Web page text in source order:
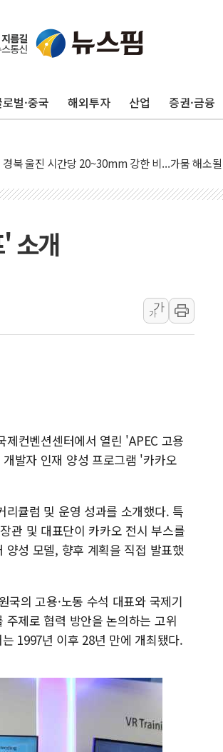
벌·중국 해외투자 산업 증권·금융
주가누르기 방지법' 전면 재검토 지시
·열대야 지속…내륙 곳곳 소나기
공원 주택 검토, 민주당 스스로 원칙 뒤집는 것"
사권 폐지·공소청 출범…피해자들 '범죄 사각지대'
제주·인천 경선 발표...김민석 '재역전' vs 정청래 '
개인정보 보안 새판 짠다…'자율규제단체' 타진
고용 쇼크에 금리 인상 우려 후퇴…S&P500 최고치
연준 이사 해임 재추진…"26일까지 의혹 소명" 요구
고용 예상 밖 부진에 연준 금리 인상 가능성 낮
유 수출항 '하르그섬', 최근 1주일 이상 '올스톱'…
에 엔화 장중 급등…시장은 "또 개입했나" 촉각
리뷰, 美 고용 쇼크에 금리 인상 우려 후퇴…나스
고용 2만3000명 감소 '쇼크'…9월 금리 인상 기대
소개
가
가
컨벤션센터에서 열린 'APEC 고용
발자 인재 양성 프로그램 '카카오
큘럼 및 운영 성과를 소개했다. 특
관 및 대표단이 카카오 전시 부스를
성 모델, 향후 계획을 직접 발표했
국의 고용·노동 수석 대표와 국제기
제로 협력 방안을 논의하는 고위
1997년 이후 28년 만에 개최됐다.